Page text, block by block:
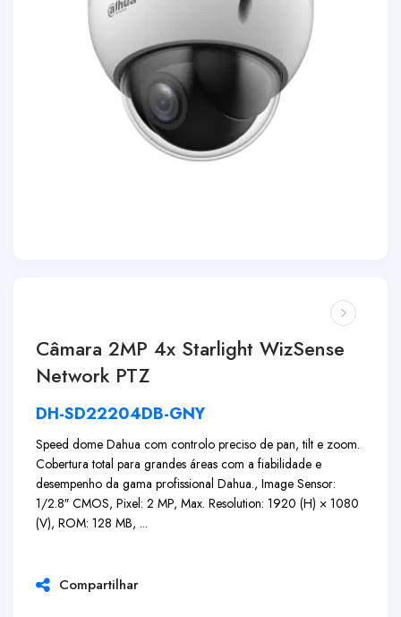
Câmara 2MP 4x Starlight WizSense
Network PTZ
DH-SD22204DB-GNY
Speed dome Dahua com controlo preciso de pan, tilt e zoom.
Cobertura total para grandes áreas com a fiabilidade e
desempenho da gama profissional Dahua., Image Sensor:
1/2.8″ CMOS, Pixel: 2 MP, Max. Resolution: 1920 (H) × 1080
(V), ROM: 128 MB, ...
Compartilhar